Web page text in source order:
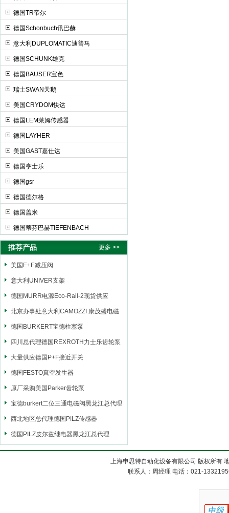
德国TR帝尔
德国Schonbuch讯巴赫
意大利DUPLOMATIC迪普马
德国SCHUNK雄克
德国BAUSER宝色
瑞士SWAN天鹅
美国CRYDOM快达
德国LEM莱姆传感器
德国LAYHER
美国GAST嘉仕达
德国亨士乐
德国gsr
德国德尔格
德国盖米
德国蒂芬巴赫TIEFENBACH
推荐产品 更多 >>
美国E+E减压阀
意大利UNIVER支架
德国MURR电源Eco-Rail-2现货供应
北京办事处意大利CAMOZZI 康茂盛电磁
阀
德国BURKERT宝德柱塞泵
四川总代理德国REXROTH力士乐齿轮泵
大量供应德国P+F接近开关
德国FESTO真空发生器
原厂采购美国Parker齿轮泵
宝德burkert二位三通电磁阀黑龙江总代理
西北地区总代理德国PILZ传感器
德国PILZ皮尔兹继电器黑龙江总代理
上海申思特自动化设备有限公司 版权所有
联系人：周经理 电话：021-